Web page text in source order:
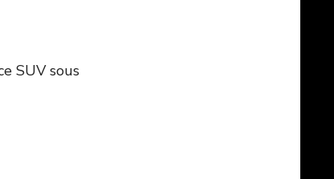
SUV sous